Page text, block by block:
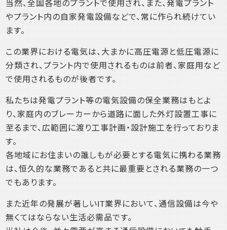
当然、全国各地のプラントで使用され、また、発電プラント
やプラント内の自家発電設備などで、常に作られ続けてい
ます。
この業界における電気は、大まかに高圧電源と低圧電源に
分類され、プラント内で使用されるものは前者、家庭用など
で使用されるものが後者です。
私たちは発電プラント等の電気設備の保全業務はもとよ
り、家庭内のブレーカーから道路に面した外灯設置工事に
至るまで、広範囲に渡り工事計画・設計施工を行っておりま
す。
各地域にお住まいの誰しもが必要とする電気に携わる業務
は、恒久的な業務であると共に最重要とされる業務の一つ
でもあります。
また近年の発展が著しいIT業界において、通信設備は今や
無くてはならない生活必需品です。